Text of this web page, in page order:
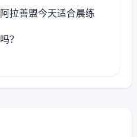
阿拉善盟今天适合晨练
吗？